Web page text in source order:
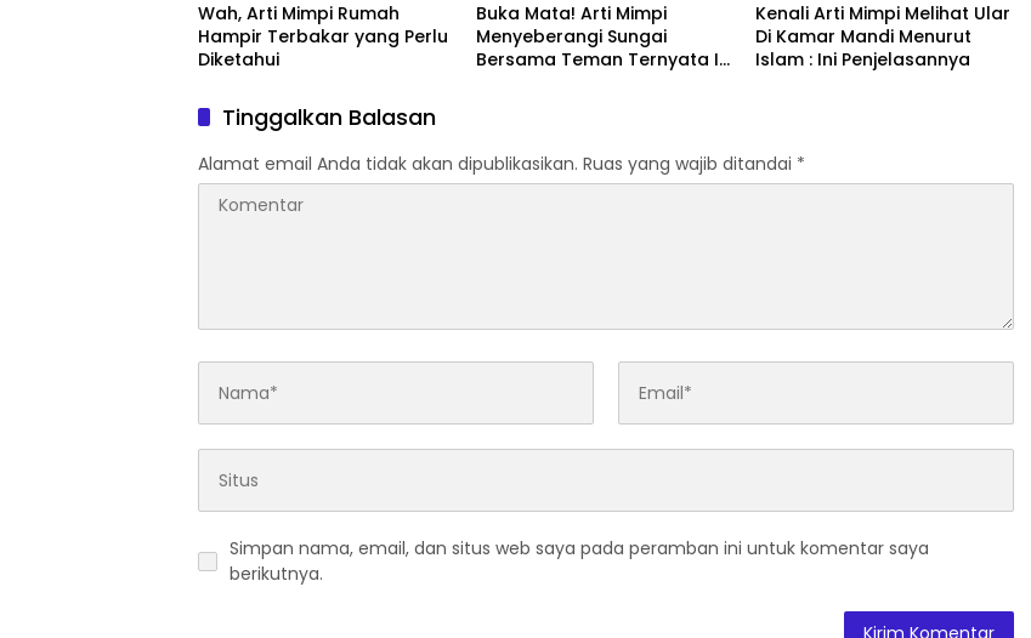
Wah, Arti Mimpi Rumah
Hampir Terbakar yang Perlu
Diketahui
Buka Mata! Arti Mimpi
Menyeberangi Sungai
Bersama Teman Ternyata Ini
Kenali Arti Mimpi Melihat Ular
Di Kamar Mandi Menurut
Islam : Ini Penjelasannya
Tinggalkan Balasan
Alamat email Anda tidak akan dipublikasikan. Ruas yang wajib ditandai *
Simpan nama, email, dan situs web saya pada peramban ini untuk komentar saya
berikutnya.